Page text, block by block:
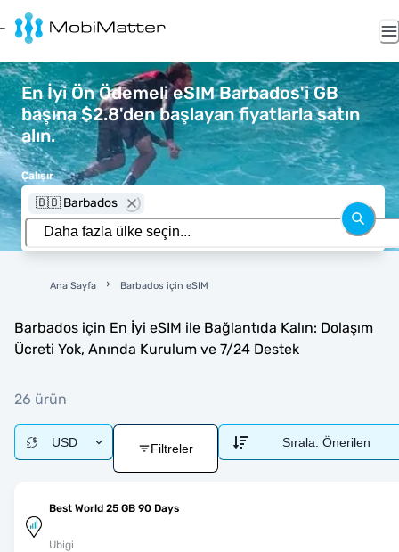
En İyi Ön Ödemeli eSIM Barbados'i GB
başına $2.8'den başlayan fiyatlarla satın
alın.
Çalışır
🇧🇧 Barbados
Ana Sayfa Barbados için eSIM
Barbados için En İyi eSIM ile Bağlantıda Kalın: Dolaşım
Ücreti Yok, Anında Kurulum ve 7/24 Destek
26 ürün
USD Filtreler Sırala: Önerilen
Best World 25 GB 90 Days
Ubigi